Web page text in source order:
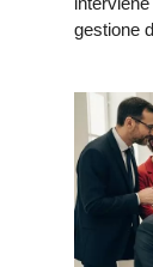
gestione